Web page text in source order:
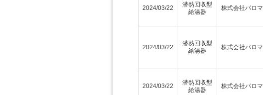
2024/03/22
潜熱回収型
給湯器
株式会社パロマ
2024/03/22
潜熱回収型
給湯器
株式会社パロマ
2024/03/22
潜熱回収型
給湯器
株式会社パロマ